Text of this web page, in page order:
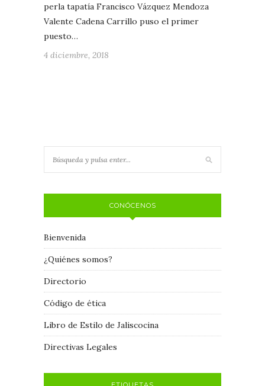
perla tapatía Francisco Vázquez Mendoza
Valente Cadena Carrillo puso el primer
puesto…
4 diciembre, 2018
CONÓCENOS
Bienvenida
¿Quiénes somos?
Directorio
Código de ética
Libro de Estilo de Jaliscocina
Directivas Legales